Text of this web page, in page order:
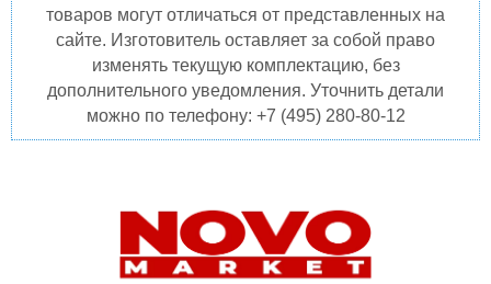
товаров могут отличаться от представленных на
сайте. Изготовитель оставляет за собой право
изменять текущую комплектацию, без
дополнительного уведомления. Уточнить детали
можно по телефону: +7 (495) 280-80-12